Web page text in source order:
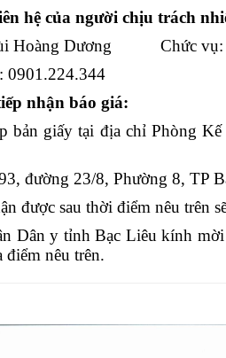
hệ của người chịu trách
Hoàng Dương Chức vụ:
0901.224.344
nhận báo giá:
bản giấy tại địa chỉ Phòng
đường 23/8, Phường 8, TP
được sau thời điểm nêu trên
Dân y tỉnh Bạc Liêu kính
nêu trên.